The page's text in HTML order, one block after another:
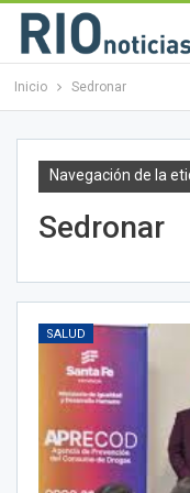
Inicio Sedronar
Navegación de la
Sedronar
SALUD